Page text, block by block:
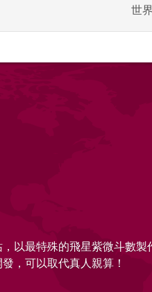
世
以最特殊的飛星紫微斗數製
，可以取代真人親算！